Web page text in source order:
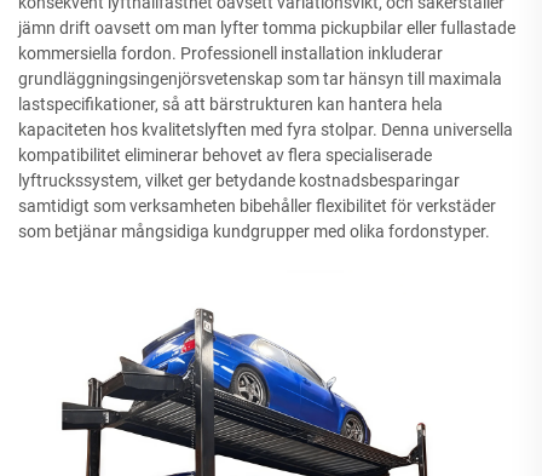
jämn drift oavsett om man lyfter tomma pickupbilar eller fullastade
kommersiella fordon. Professionell installation inkluderar
grundläggningsingenjörsvetenskap som tar hänsyn till maximala
lastspecifikationer, så att bärstrukturen kan hantera hela
kapaciteten hos kvalitetslyften med fyra stolpar. Denna universella
kompatibilitet eliminerar behovet av flera specialiserade
lyftruckssystem, vilket ger betydande kostnadsbesparingar
samtidigt som verksamheten bibehåller flexibilitet för verkstäder
som betjänar mångsidiga kundgrupper med olika fordonstyper.